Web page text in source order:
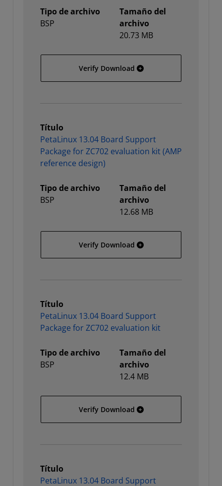
Tipo de archivo
BSP
Tamaño del
archivo
20.73 MB
Verify Download PetaLinux 13.04 Board
Título
PetaLinux 13.04 Board Support
Package for ZC702 evaluation kit (AMP
reference design)
Tipo de archivo
BSP
Tamaño del
archivo
12.68 MB
Verify Download PetaLinux 13.04 Board
Título
PetaLinux 13.04 Board Support
Package for ZC702 evaluation kit
Tipo de archivo
BSP
Tamaño del
archivo
12.4 MB
Verify Download PetaLinux 13.04 Board
Título
PetaLinux 13.04 Board Support